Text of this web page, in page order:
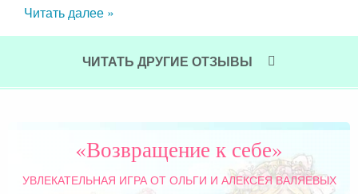
Читать далее »
ЧИТАТЬ ДРУГИЕ ОТЗЫВЫ
«Возвращение к себе»
УВЛЕКАТЕЛЬНАЯ ИГРАОТ ОЛЬГИ И АЛЕКСЕЯ ВАЛЯЕВЫХ